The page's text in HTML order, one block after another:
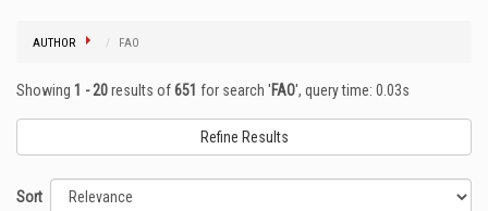
AUTHOR FAO
Showing 1 - 20results of651 for search 'FAO', query time: 0.03s
Refine Results
Sort